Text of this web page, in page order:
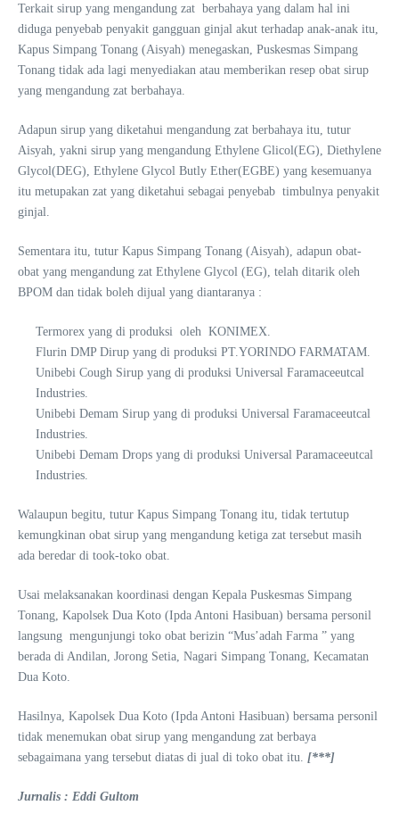
Terkait sirup yang mengandung zat berbahaya yang dalam hal ini
diduga penyebab penyakit gangguan ginjal akut terhadap anak-anak itu,
Kapus Simpang Tonang (Aisyah) menegaskan, Puskesmas Simpang
Tonang tidak ada lagi menyediakan atau memberikan resep obat sirup
yang mengandung zat berbahaya.
Adapun sirup yang diketahui mengandung zat berbahaya itu, tutur
Aisyah, yakni sirup yang mengandung Ethylene Glicol(EG), Diethylene
Glycol(DEG), Ethylene Glycol Butly Ether(EGBE) yang kesemuanya
itu metupakan zat yang diketahui sebagai penyebab timbulnya penyakit
ginjal.
Sementara itu, tutur Kapus Simpang Tonang (Aisyah), adapun obat-
obat yang mengandung zat Ethylene Glycol (EG), telah ditarik oleh
BPOM dan tidak boleh dijual yang diantaranya :
Termorex yang di produksi oleh KONIMEX.
Flurin DMP Dirup yang di produksi PT.YORINDO FARMATAM.
Unibebi Cough Sirup yang di produksi Universal Faramaceeutcal
Industries.
Unibebi Demam Sirup yang di produksi Universal Faramaceeutcal
Industries.
Unibebi Demam Drops yang di produksi Universal Paramaceeutcal
Industries.
Walaupun begitu, tutur Kapus Simpang Tonang itu, tidak tertutup
kemungkinan obat sirup yang mengandung ketiga zat tersebut masih
ada beredar di took-toko obat.
Usai melaksanakan koordinasi dengan Kepala Puskesmas Simpang
Tonang, Kapolsek Dua Koto (Ipda Antoni Hasibuan) bersama personil
langsung mengunjungi toko obat berizin “Mus’adah Farma ” yang
berada di Andilan, Jorong Setia, Nagari Simpang Tonang, Kecamatan
Dua Koto.
Hasilnya, Kapolsek Dua Koto (Ipda Antoni Hasibuan) bersama personil
tidak menemukan obat sirup yang mengandung zat berbaya
sebagaimana yang tersebut diatas di jual di toko obat itu. [***]
Jurnalis : Eddi Gultom